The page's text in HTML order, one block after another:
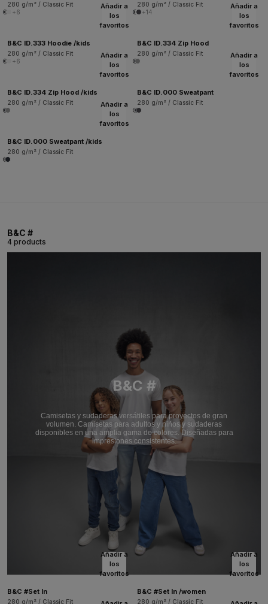
280 g/m² / Classic Fit
+6
280 g/m² / Classic Fit
+14
Añadir a
los
favoritos
B&C ID.333 Hoodie /kids
280 g/m² / Classic Fit
+6
Añadir a
los
favoritos
B&C ID.334 Zip Hood
280 g/m² / Classic Fit
Añadir a
los
favoritos
B&C ID.334 Zip Hood /kids
280 g/m² / Classic Fit
Añadir a
los
favoritos
B&C ID.000 Sweatpant
280 g/m² / Classic Fit
Añadir a
los
favoritos
B&C ID.000 Sweatpant /kids
280 g/m² / Classic Fit
B&C #
4 products
B&C #
Camisetas y sudaderas versátiles para proyectos de gran
volumen. Camisetas para adultos y niños y sudaderas
disponibles en una amplia gama de colores. Diseñadas para
impresiones consistentes.
Añadir a
los
favoritos
B&C #Set In
280 g/m² / Classic Fit
Añadir a
los
favoritos
B&C #Set In /women
280 g/m² / Classic Fit